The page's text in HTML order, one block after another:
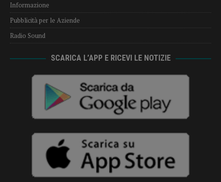
Informazione
Pubblicità per le Aziende
Radio Sound
SCARICA L’APP E RICEVI LE NOTIZIE